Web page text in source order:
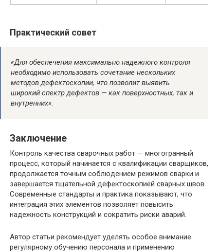
Практический совет
«Для обеспечения максимально надежного контроля
необходимо использовать сочетание нескольких
методов дефектоскопии, что позволит выявить
широкий спектр дефектов — как поверхностных, так и
внутренних».
Заключение
Контроль качества сварочных работ — многогранный
процесс, который начинается с квалификации сварщиков,
продолжается точным соблюдением режимов сварки и
завершается тщательной дефектоскопией сварных швов.
Современные стандарты и практика показывают, что
интеграция этих элементов позволяет повысить
надежность конструкций и сократить риски аварий.
Автор статьи рекомендует уделять особое внимание
регулярному обучению персонала и применению